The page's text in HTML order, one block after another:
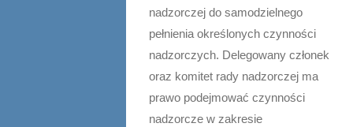
nadzorczej do samodzielnego
pełnienia określonych czynności
nadzorczych. Delegowany członek
oraz komitet rady nadzorczej ma
prawo podejmować czynności
nadzorcze w zakresie